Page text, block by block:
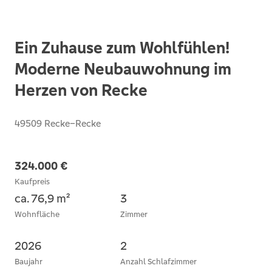
Ein Zuhause zum Wohlfühlen!
Moderne Neubauwohnung im
Herzen von Recke
49509 Recke–Recke
324.000 €
Kaufpreis
ca. 76,9 m²
Wohnfläche
3
Zimmer
2026
Baujahr
2
Anzahl Schlafzimmer